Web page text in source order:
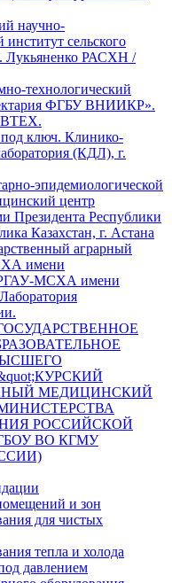
научно-
институт сельского
Лукьяненко РАСХН /
технологический
ФГБУ ВНИИКР».
ключ. Клинико-
(КДЛ), г.
эпидемиологической
центр
Президента Республики
Казахстан, г. Астана
аграрный
имени
МСХА имени
МЕДИЦИНСКИЙ
РОССИЙСКОЙ
ВО КГМУ
и зон
для чистых
тепла и холода
давлением